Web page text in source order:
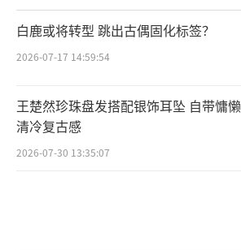
白鹿或将转型 跳出古偶固化标签？
2026-07-17 14:59:54
王楚然珍珠盘发搭配银饰耳坠 自带慵懒
清冷复古感
2026-07-30 13:35:07